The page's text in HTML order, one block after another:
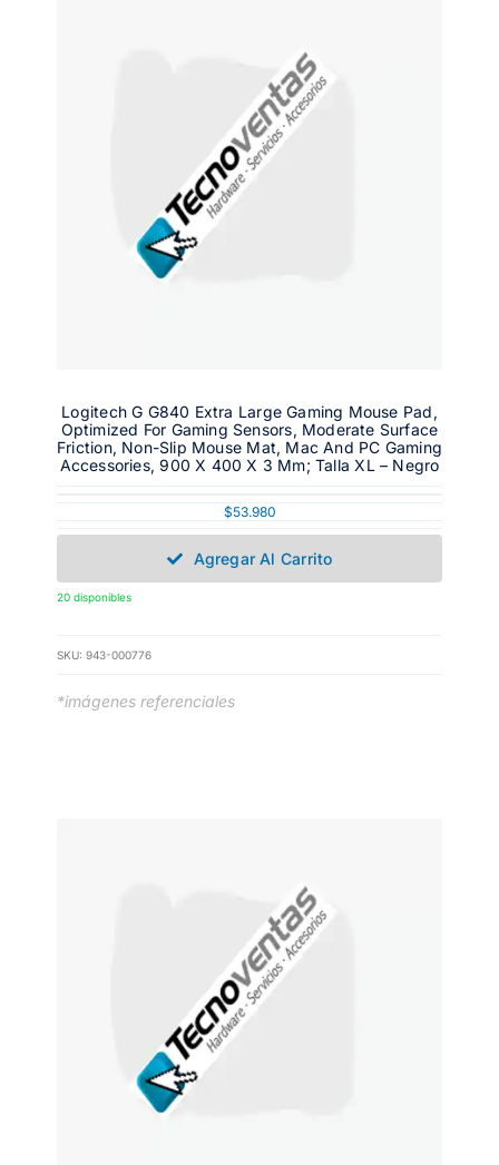
Logitech G G840 Extra Large Gaming Mouse Pad,
Optimized For Gaming Sensors, Moderate Surface
Friction, Non-Slip Mouse Mat, Mac And PC Gaming
Accessories, 900 X 400 X 3 Mm; Talla XL – Negro
$53.980
Agregar Al Carrito
20 disponibles
SKU: 943-000776
*imágenes referenciales